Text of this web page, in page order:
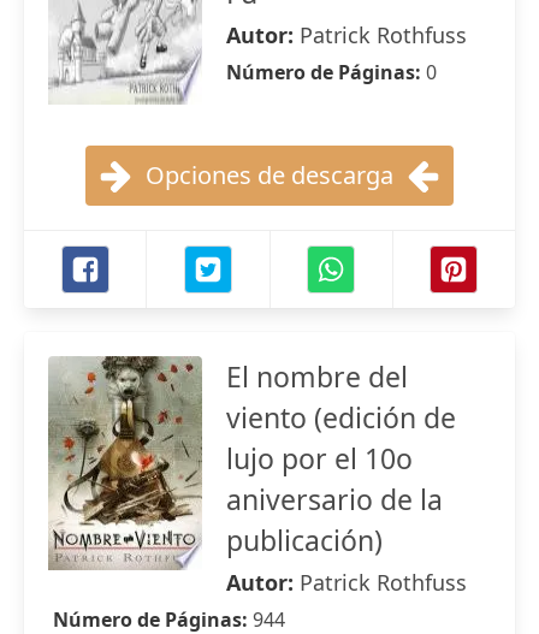
Autor: Patrick Rothfuss
Número de Páginas: 0
Opciones de descarga
El nombre del
viento (edición de
lujo por el 10o
aniversario de la
publicación)
Autor: Patrick Rothfuss
Número de Páginas: 944